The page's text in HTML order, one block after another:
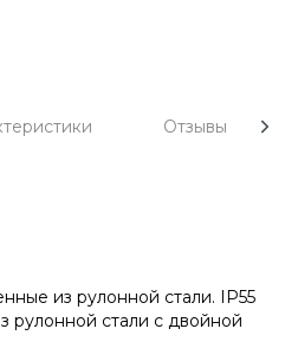
Отзывы
из рулонной стали. IP55
рулонной стали с двойной